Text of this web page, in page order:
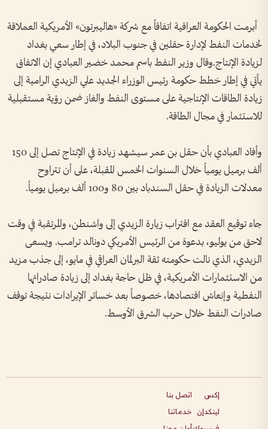
أبرمت الحكومة العراقية اتفاقاً مع شركة «هاليبرتون» الأمريكية العملاقة
لخدمات النفط لإدارة حقلين في جنوب البلاد، في إطار سعي بغداد
لزيادة الإنتاج.وقال وزير النفط باسم محمد خضير العبادي إن الاتفاق
يأتي في إطار خطط حكومة رئيس الوزراء الجديد علي الزيدي الرامية إلى
زيادة الطاقات الإنتاجية على مستوى النفط والغاز ضمن رؤية مستقبلية
للاستثمار في مجال الطاقة.
وأفاد العبادي بأن حقل بن عمر سيشهد زيادة في الإنتاج تصل إلى 150
ألف برميل يومياً خلال السنوات الخمس المقبلة، على أن تتراوح
معدلات الزيادة في حقل السندباد بين 80 و100 ألف برميل يومياً.
جاء توقيع العقد مع اقتراب زيارة الزيدي إلى واشنطن، والمرتقبة في وقت
لاحق من يوليو، بدعوة من الرئيس الأمريكي دونالد ترامب. ويسعى
الزيدي، الذي نالت حكومته ثقة البرلمان العراقي في مايو، إلى جذب مزيد
من الاستثمارات الأمريكية، في ظل حاجة بغداد إلى زيادة صادراتها
النفطية وإنعاش اقتصادها، خصوصاً بعد خسائر الإيرادات نتيجة توقف
صادرات النفط خلال حرب الشرق الأوسط.
إكس
لينكدإن
اتصل بنا
خدماتنا